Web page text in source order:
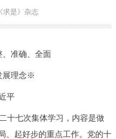
职能
公开
求是》杂志
、准确、全面
展理念※
平
七次集体学习，内容是做
、起好步的重点工作。党的十